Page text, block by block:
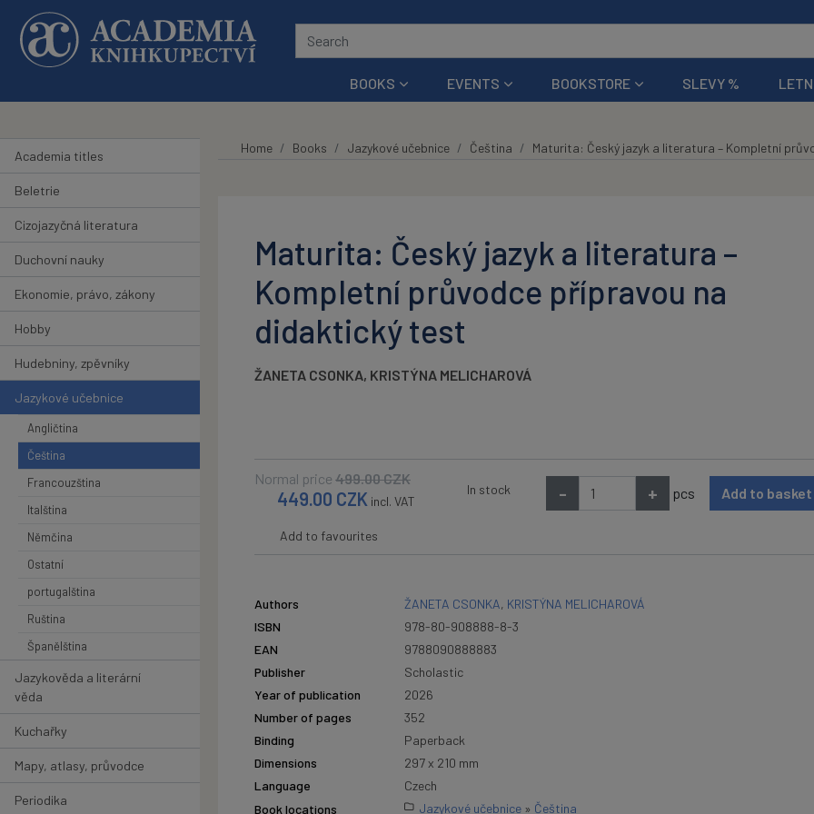
Skip to main content
BOOKS EVENTS BOOKSTORE SLEVY %
Academia titles
Beletrie
Cizojazyčná literatura
Duchovní nauky
Ekonomie, právo, zákony
Hobby
Hudebniny, zpěvníky
Jazykové učebnice
Angličtina
Čeština
Francouzština
Italština
Němčina
Ostatní
portugalština
Ruština
Španělština
Jazykověda a literární
věda
Kuchařky
Mapy, atlasy, průvodce
Periodika
Home Books Jazykové učebnice Čeština Maturita: Český jazyk a literatura – Kompletní
Maturita: Český jazyk a literatura –
Kompletní průvodce přípravou na
didaktický test
ŽANETA CSONKA, KRISTÝNA MELICHAROVÁ
Normal price 499.00CZK
449.00 CZK incl. VAT
In stock - + pcs Add to basket
Add to favourites
Authors ŽANETA CSONKA, KRISTÝNA MELICHAROVÁ
ISBN
978-80-908888-8-3
EAN
9788090888883
Publisher
Scholastic
Year of publication
2026
Number of pages
352
Binding
Paperback
Dimensions
297 x 210 mm
Language
Czech
Book locations
Jazykové učebnice » Čeština